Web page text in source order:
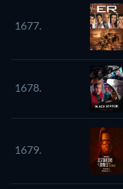
1677.
1678.
1679.